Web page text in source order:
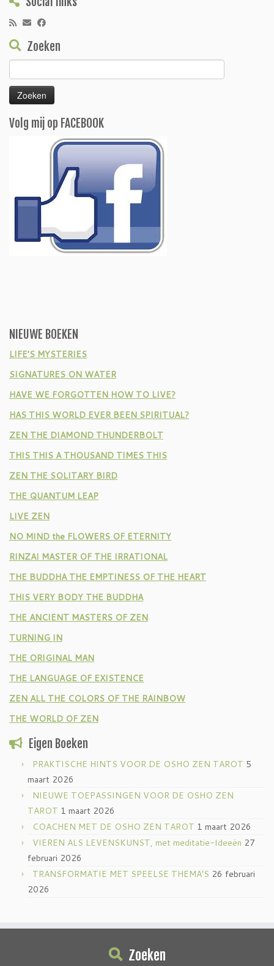
Zoeken
naar:
Volg mij op FACEBOOK
NIEUWE BOEKEN
LIFE’S MYSTERIES
SIGNATURES ON WATER
HAVE WE FORGOTTEN HOW TO LIVE?
HAS THIS WORLD EVER BEEN SPIRITUAL?
ZEN THE DIAMOND THUNDERBOLT
THIS THIS A THOUSAND TIMES THIS
ZEN THE SOLITARY BIRD
THE QUANTUM LEAP
LIVE ZEN
NO MIND the FLOWERS OF ETERNITY
RINZAI MASTER OF THE IRRATIONAL
THE BUDDHA THE EMPTINESS OF THE HEART
THIS VERY BODY THE BUDDHA
THE ANCIENT MASTERS OF ZEN
TURNING IN
THE ORIGINAL MAN
THE LANGUAGE OF EXISTENCE
ZEN ALL THE COLORS OF THE RAINBOW
THE WORLD OF ZEN
Eigen Boeken
PRAKTISCHE HINTS VOOR DE OSHO ZEN TAROT 5
maart 2026
NIEUWE TOEPASSINGEN VOOR DE OSHO ZEN
TAROT 1 maart 2026
COACHEN MET DE OSHO ZEN TAROT 1 maart 2026
VIEREN ALS LEVENSKUNST, met meditatie-Ideeën 27
februari 2026
TRANSFORMATIE MET SPEELSE THEMA’S 26 februari
2026
Zoeken